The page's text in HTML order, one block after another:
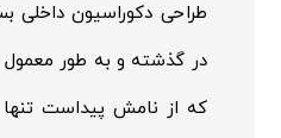
طراحی دکوراسیون داخلی
در گذشته و به طور
که از نامش پیداست تنها